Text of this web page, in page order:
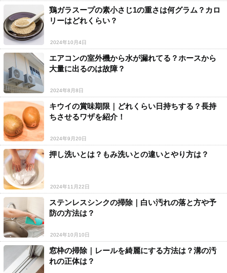
鶏ガラスープの素小さじ1の重さは何グラム？カロ
リーはどれくらい？
2024年10月4日
エアコンの室外機から水が漏れてる？ホースから
大量に出るのは故障？
2024年8月8日
キウイの賞味期限｜どれくらい日持ちする？長持
ちさせるワザを紹介！
2024年9月20日
押し洗いとは？もみ洗いとの違いとやり方は？
2024年11月22日
ステンレスシンクの掃除｜白い汚れの落と方や予
防の方法は？
2024年10月10日
窓枠の掃除｜レールを綺麗にする方法は？溝の汚
れの正体は？